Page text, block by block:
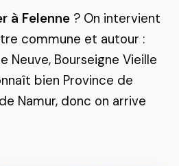
à Felenne ? On intervient
commune et autour :
Neuve, Bourseigne Vieille
bien Province de
Namur, donc on arrive